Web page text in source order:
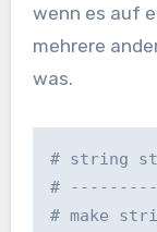
wenn es auf
mehrere
was.
# string
#
# make